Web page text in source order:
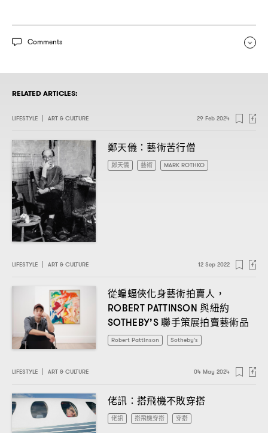
Comments
RELATED ARTICLES:
LIFESTYLE ART & CULTURE 29 Feb 2024
鄭天儀： 藝術苦行僧
鄭天儀 藝術 MARK ROTHKO
LIFESTYLE ART & CULTURE 12 Sep 2022
從蝙蝠俠化身藝術拍賣人 ，
ROBERT PATTINSON與紐約
SOTHEBY’S聯手策展拍賣藝術品
Robert Pattinson Sotheby's
LIFESTYLE ART & CULTURE 04 May 2024
佬訊 ： 搭飛機不敗穿搭
佬訊 搭飛機穿搭 穿搭